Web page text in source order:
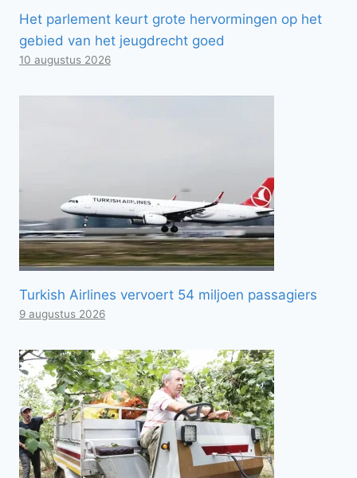
Het parlement keurt grote hervormingen op het
gebied van het jeugdrecht goed
10 augustus 2026
Turkish Airlines vervoert 54 miljoen passagiers
9 augustus 2026